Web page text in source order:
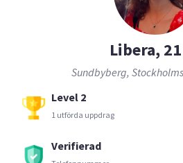
Libera,
Sundbyberg,
Level 2
1 utförda uppdrag
Verifierad